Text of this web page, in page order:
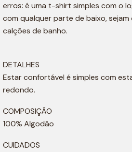
erros: é uma t-shirt simples com o
com qualquer parte de baixo,
calções de banho.
DETALHES
Estar confortável é simples com
redondo.
COMPOSIÇÃO
100% Algodão
CUIDADOS